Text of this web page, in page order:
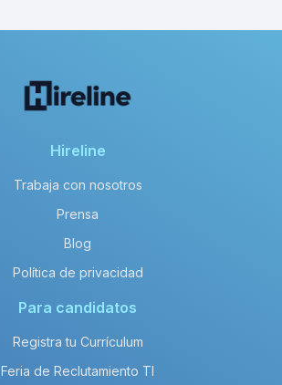
Hireline
Trabaja con nosotros
Prensa
Blog
Política de privacidad
Para candidatos
Registra tu Currículum
Feria de Reclutamiento TI